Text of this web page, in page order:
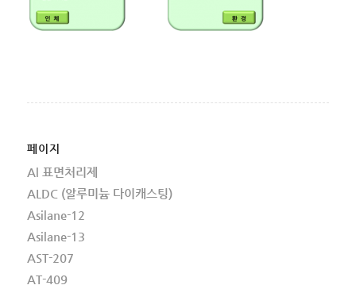
페이지
Al 표면처리제
ALDC (알루미늄 다이캐스팅)
Asilane-12
Asilane-13
AST-207
AT-409